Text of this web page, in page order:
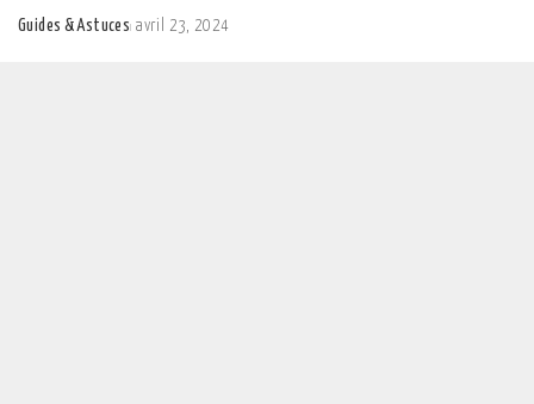
Guides & Astuces avril 23, 2024